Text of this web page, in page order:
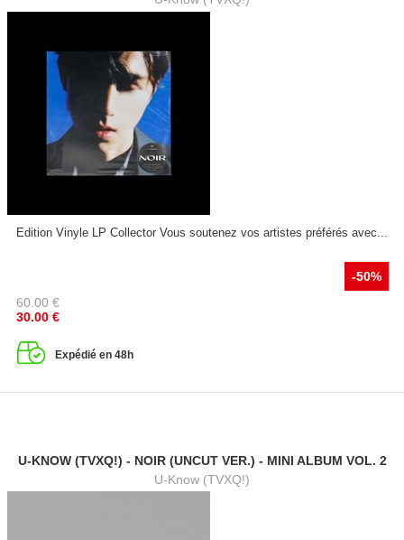
Edition Vinyle LP Collector Vous soutenez vos artistes préférés avec...
-50%
60.00 €
30.00 €
Expédié en 48h
U-KNOW (TVXQ!) - NOIR (UNCUT VER.) - MINI ALBUM VOL. 2
U-Know (TVXQ!)